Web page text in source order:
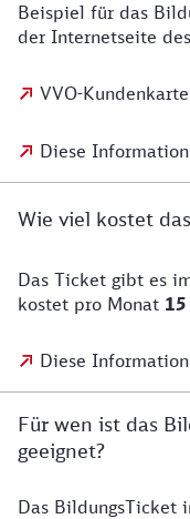
Beispiel für das
der Internetseite
VVO-
Diese
Wie viel kostet
Das Ticket gibt es
kostet pro Monat
Diese
Für wen ist das
geeignet?
Das BildungsTicket